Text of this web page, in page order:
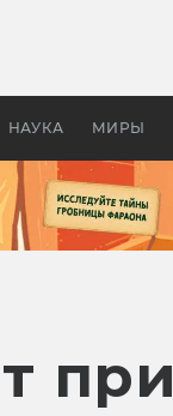
НАУКА МИРЫ
«Властелина